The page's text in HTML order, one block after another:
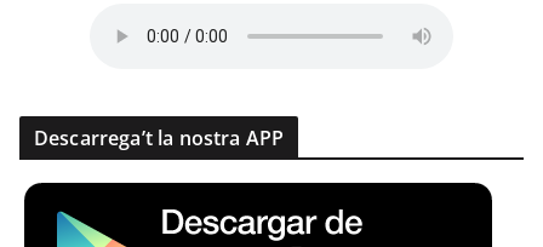
Descarrega’t la nostra APP